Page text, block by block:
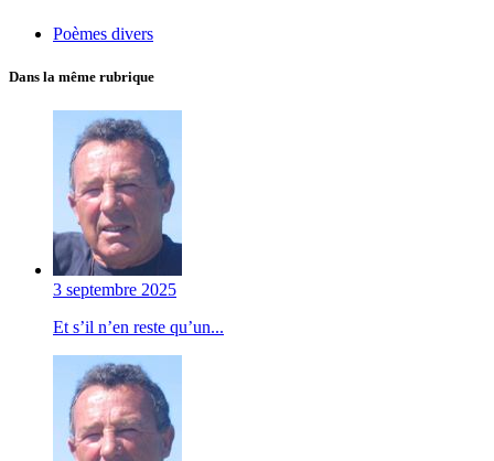
Poèmes divers
Dans la même rubrique
3 septembre 2025
Et s’il n’en reste qu’un...